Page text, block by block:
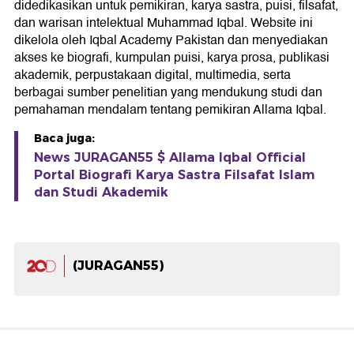
didedikasikan untuk pemikiran, karya sastra, puisi, filsafat,
dan warisan intelektual Muhammad Iqbal. Website ini
dikelola oleh Iqbal Academy Pakistan dan menyediakan
akses ke biografi, kumpulan puisi, karya prosa, publikasi
akademik, perpustakaan digital, multimedia, serta
berbagai sumber penelitian yang mendukung studi dan
pemahaman mendalam tentang pemikiran Allama Iqbal.
Baca juga:
News JURAGAN55 $ Allama Iqbal Official
Portal Biografi Karya Sastra Filsafat Islam
dan Studi Akademik
(JURAGAN55)